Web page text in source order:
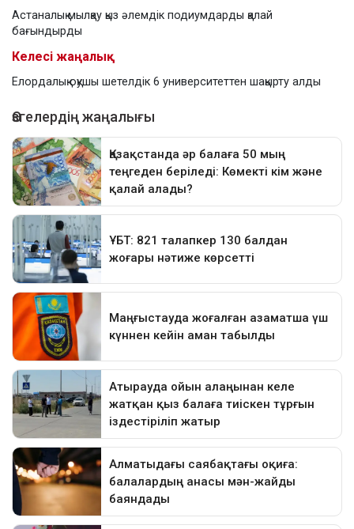
Астаналық мылқау қыз әлемдік подиумдарды қалай
бағындырды
Келесі жаңалық
Елордалық оқушы шетелдік 6 университеттен шақырту алды